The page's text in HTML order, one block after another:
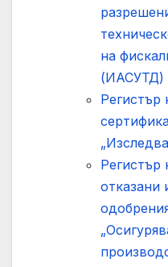
на
(ИАСУТД)
Регистър
Регистър
отказани